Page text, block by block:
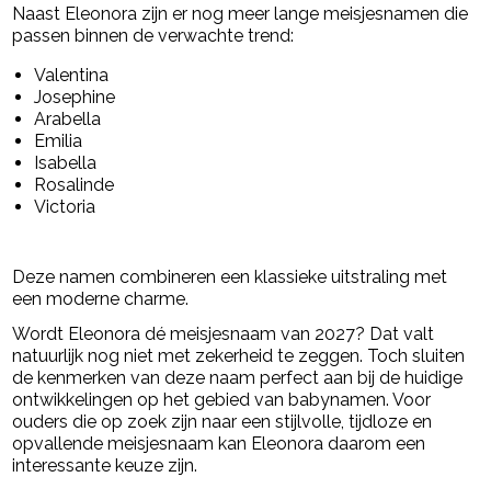
Naast Eleonora zijn er nog meer lange meisjesnamen die
passen binnen de verwachte trend:
Valentina
Josephine
Arabella
Emilia
Isabella
Rosalinde
Victoria
Deze namen combineren een klassieke uitstraling met
een moderne charme.
Wordt Eleonora dé meisjesnaam van 2027? Dat valt
natuurlijk nog niet met zekerheid te zeggen. Toch sluiten
de kenmerken van deze naam perfect aan bij de huidige
ontwikkelingen op het gebied van babynamen. Voor
ouders die op zoek zijn naar een stijlvolle, tijdloze en
opvallende meisjesnaam kan Eleonora daarom een
interessante keuze zijn.